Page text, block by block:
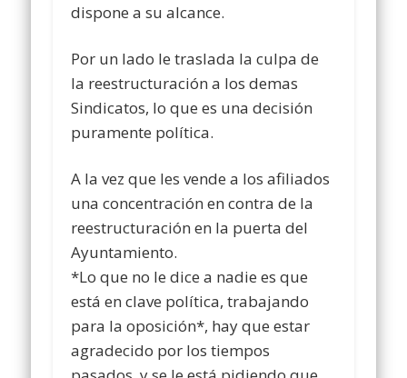
dispone a su alcance.
Por un lado le traslada la culpa de
la reestructuración a los demas
Sindicatos, lo que es una decisión
puramente política.
A la vez que les vende a los afiliados
una concentración en contra de la
reestructuración en la puerta del
Ayuntamiento.
*Lo que no le dice a nadie es que
está en clave política, trabajando
para la oposición*, hay que estar
agradecido por los tiempos